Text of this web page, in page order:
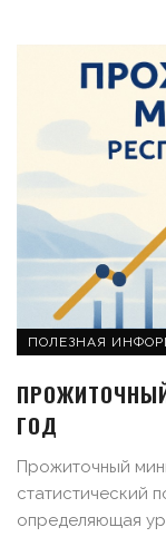
ПОЛЕЗНАЯ
ГОД
Прожиточный
статистический
определяющая